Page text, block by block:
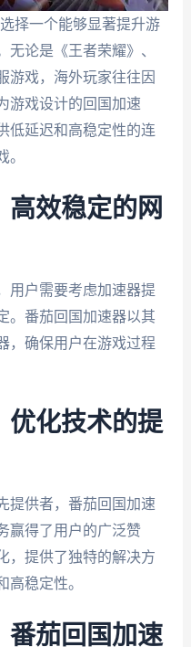
择一个能够显著提升游
论是《王者荣耀》、
游戏，海外玩家往往因
游戏设计的回国加速
低延迟和高稳定性的连
高效稳定的网
用户需要考虑加速器提
。番茄回国加速器以其
，确保用户在游戏过程
优化技术的提
提供者，番茄回国加速
赢得了用户的广泛赞
，提供了独特的解决方
稳定性。
番茄回国加速